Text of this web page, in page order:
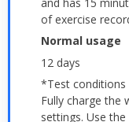
of exercise
Normal usage
12 days
*Test conditions
Fully charge the
settings. Use